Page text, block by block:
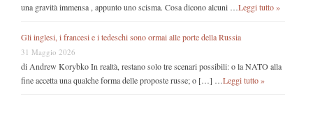
una gravità immensa , appunto uno scisma. Cosa dicono alcuni … Leggi tutto »
Gli inglesi, i francesi e i tedeschi sono ormai alle porte della Russia
31 Maggio 2026
di Andrew Korybko In realtà, restano solo tre scenari possibili: o la NATO alla
fine accetta una qualche forma delle proposte russe; o […] … Leggi tutto »